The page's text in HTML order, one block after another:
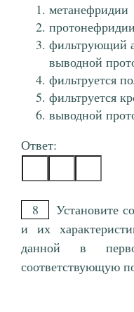
метанефридии
протонефридии
фильтрующий
выводной
фильтруется
фильтруется
выводной
Ответ:
8
Установите
и их
данной в
соответствующую